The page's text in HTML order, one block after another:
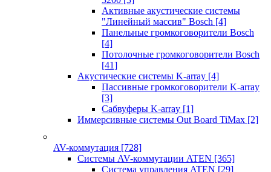
Активные акустические системы
"Линейный массив" Bosch [4]
Панельные громкоговорители Bosch
[4]
Потолочные громкоговорители Bosch
[41]
Акустические системы K-array [4]
Пассивные громкоговорители K-array
[3]
Сабвуферы K-array [1]
Иммерсивные системы Out Board TiMax [2]
AV-коммутация [728]
Системы AV-коммутации ATEN [365]
Система управления ATEN [29]